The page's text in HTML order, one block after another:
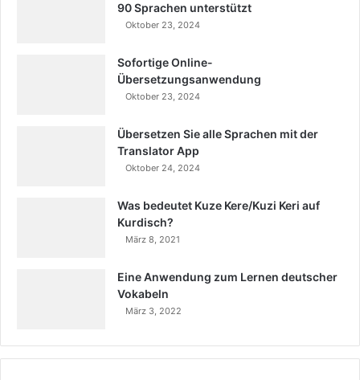
90 Sprachen unterstützt
Oktober 23, 2024
Sofortige Online-
Übersetzungsanwendung
Oktober 23, 2024
Übersetzen Sie alle Sprachen mit der
Translator App
Oktober 24, 2024
Was bedeutet Kuze Kere/Kuzi Keri auf
Kurdisch?
März 8, 2021
Eine Anwendung zum Lernen deutscher
Vokabeln
März 3, 2022